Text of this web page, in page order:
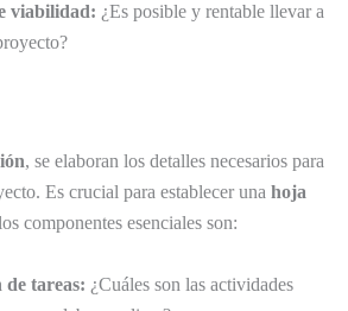
viabilidad: ¿Es posible y rentable llevar a
, se elaboran los detalles necesarios para
Es crucial para establecer una hoja
componentes esenciales son:
tareas: ¿Cuáles son las actividades